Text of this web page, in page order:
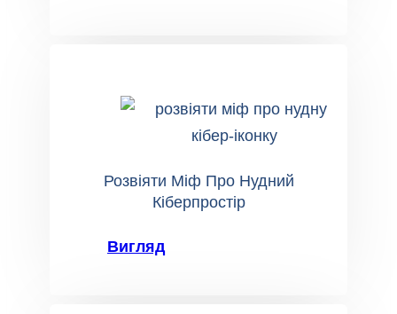
Розвіяти Міф Про Нудний
Кіберпростір
Вигляд